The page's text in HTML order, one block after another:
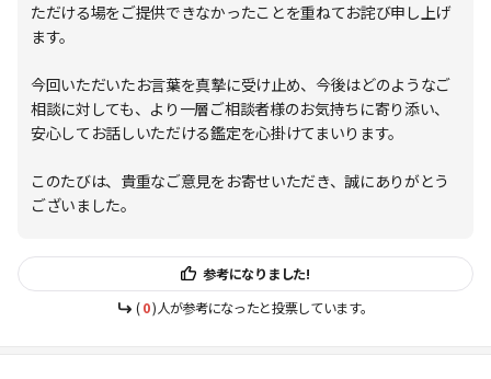
ただける場をご提供できなかったことを重ねてお詫び申し上げ
ます。
今回いただいたお言葉を真摯に受け止め、今後はどのようなご
相談に対しても、より一層ご相談者様のお気持ちに寄り添い、
安心してお話しいただける鑑定を心掛けてまいります。
このたびは、貴重なご意見をお寄せいただき、誠にありがとう
ございました。
参考になりました!
(0)人が参考になったと投票しています。